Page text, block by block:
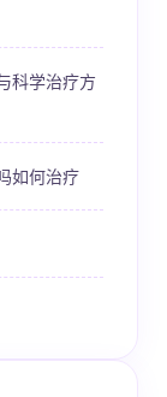
科学治疗方
如何治疗